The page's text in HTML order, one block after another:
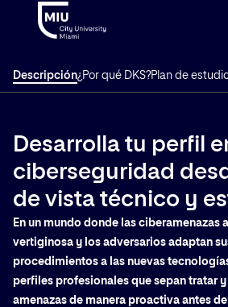
Descripción¿Por qué DKS?Plan de
Desarrolla tu perfil
ciberseguridad
de vista técnico y
En un mundo donde las ciberamenazas
vertiginosa y los adversarios adaptan
procedimientos a las nuevas
perfiles profesionales que sepan tratar
amenazas de manera proactiva antes